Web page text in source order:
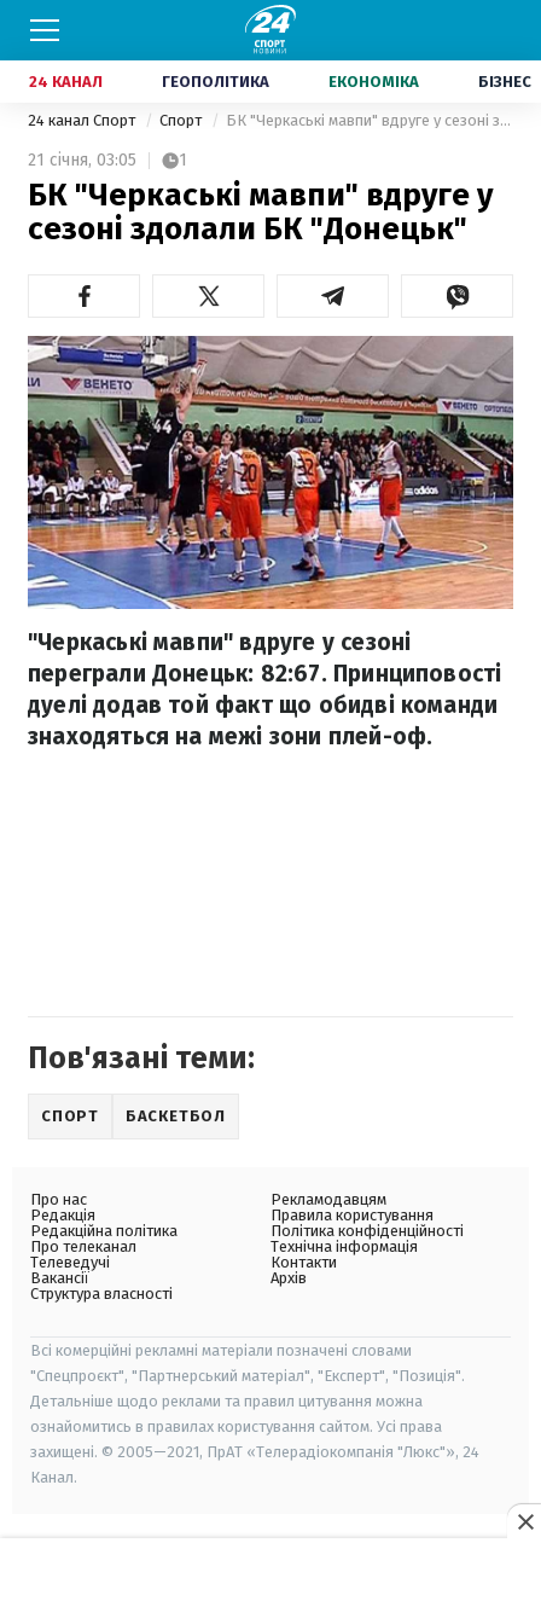
24 КАНАЛ ГЕОПОЛІТИКА ЕКОНОМІКА БІЗНЕС
24 канал Спорт Спорт БК "Черкаські мавпи" вдруге у сезоні здолали БК "Донецьк"
21 січня, 03:05 1
БК "Черкаські мавпи" вдруге у
сезоні здолали БК "Донецьк"
"Черкаські мавпи" вдруге у сезоні
переграли Донецьк: 82:67. Принциповості
дуелі додав той факт що обидві команди
знаходяться на межі зони плей-оф.
Пов'язані теми:
СПОРТ БАСКЕТБОЛ
Про нас
Редакція
Редакційна політика
Про телеканал
Телеведучі
Вакансії
Структура власності
Рекламодавцям
Правила користування
Політика конфіденційності
Технічна інформація
Контакти
Архів
Всі комерційні рекламні матеріали позначені словами
"Спецпроєкт", "Партнерський матеріал", "Експерт", "Позиція".
Детальніше щодо реклами та правил цитування можна
ознайомитись в правилах користування сайтом. Усі права
захищені. © 2005—2021, ПрАТ «Телерадіокомпанія "Люкс"», 24
Канал.